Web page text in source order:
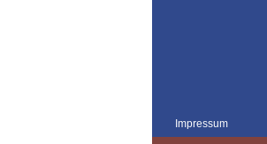
Impressum